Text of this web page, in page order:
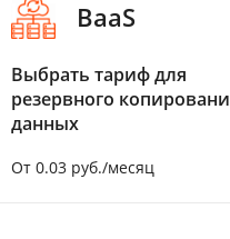
BaaS
Выбрать тариф для
резервного
данных
От 0.03 руб./месяц